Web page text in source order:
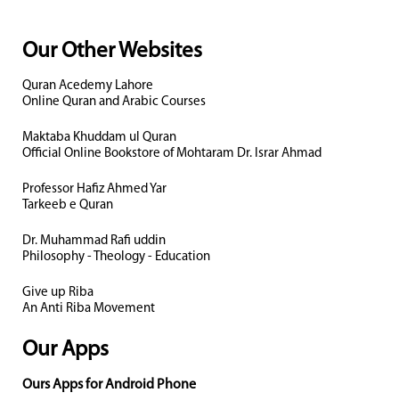
Our Other Websites
Quran Acedemy Lahore
Online Quran and Arabic Courses
Maktaba Khuddam ul Quran
Official Online Bookstore of Mohtaram Dr. Israr Ahmad
Professor Hafiz Ahmed Yar
Tarkeeb e Quran
Dr. Muhammad Rafi uddin
Philosophy - Theology - Education
Give up Riba
An Anti Riba Movement
Our Apps
Ours Apps for Android Phone